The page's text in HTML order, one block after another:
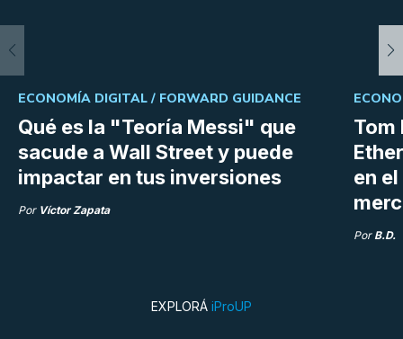
Qué es la "Teoría Messi" que
sacude a Wall Street y puede
impactar en tus inversiones
ECONOMÍA DIGITAL / FORWARD GUIDANCE
Por Víctor Zapata
Tom
en
Por B.D.
EXPLORÁ iProUP